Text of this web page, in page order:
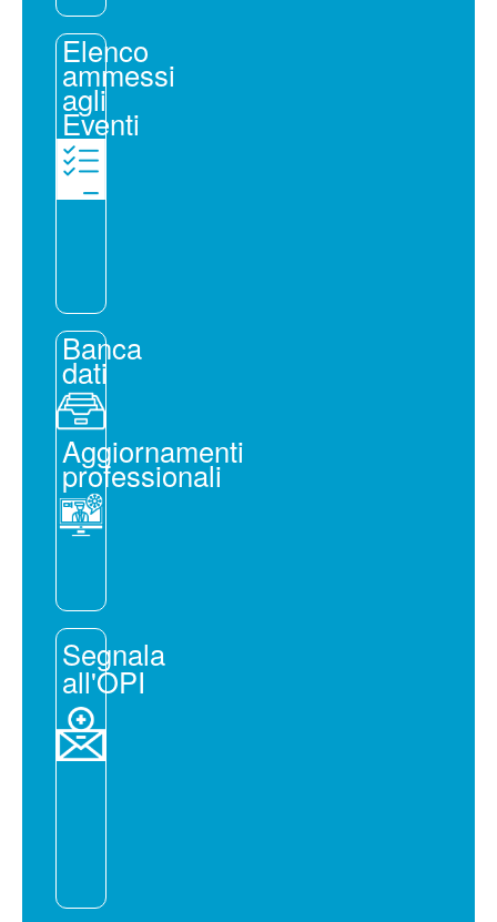
Elenco
ammessi
agli
Eventi
Banca
dati
Aggiornamenti
professionali
Segnala
all'OPI